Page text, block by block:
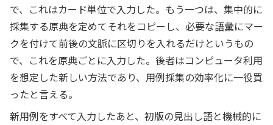
で、これはカード単位で入力した。もう一つは、集中的に
採集する原典を定めてそれをコピーし、必要な語彙にマー
クを付けて前後の文脈に区切りを入れるだけというもの
で、これを原典ごとに入力した。後者はコンピュータ利用
を想定した新しい方法であり、用例採集の効率化に一役買
ったと言える。
新用例をすべて入力したあと、初版の見出し語と機械的に